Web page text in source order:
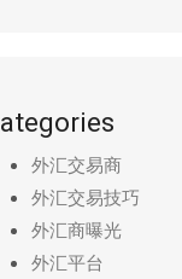
外汇交易商
外汇交易技巧
外汇商曝光
外汇平台